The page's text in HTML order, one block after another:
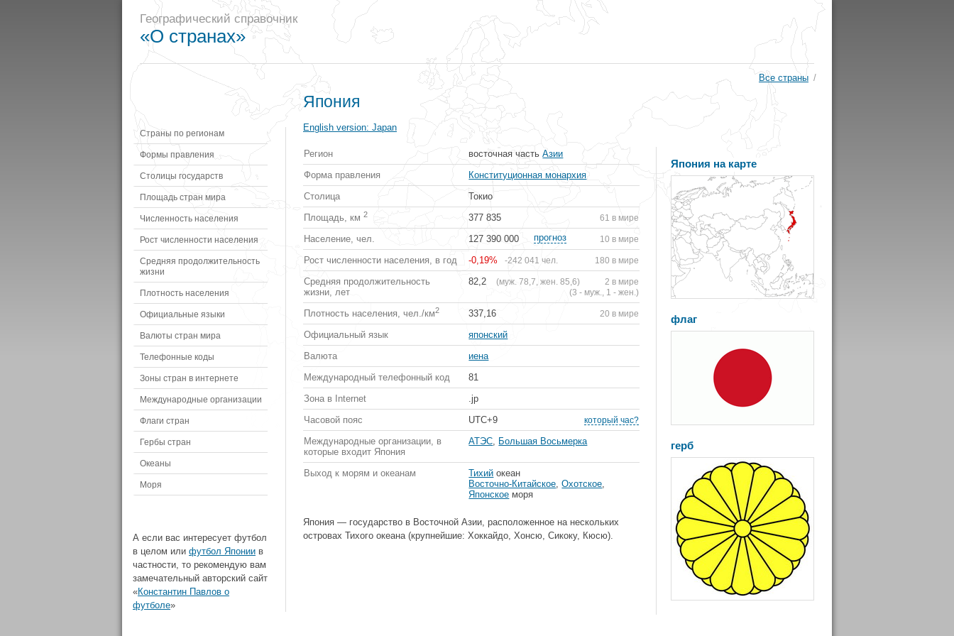
Географический справочник
«О странах»
Все страны /
Япония
English version: Japan
Регион восточная частьАзии
Форма правления
Конституционная монархия
Столица
Токио
Площадь, км 2 61 в мире
377 835
Население, чел.
10 в мире
127 390 000 прогноз
Рост численности населения, в год 180 в мире
-0,19% -242 041 чел.
Средняя продолжительность
жизни, лет
82,2 (муж. 78,7, жен. 85,6)
2 в мире
(3 - муж., 1 - жен.)
Плотность населения, чел./км2 20 в мире
337,16
Официальный язык
японский
Валюта
иена
Международный телефонный код
81
Зона в Internet
.jp
Часовой пояс
который час?
UTC+9
Международные организации, в
которые входит Япония
АТЭС, Большая Восьмерка
Выход к морям и океанам Тихий океан
Восточно-Китайское,Охотское,
Японское моря
Япония — государство в Восточной Азии, расположенное на нескольких
островах Тихого океана (крупнейшие: Хоккайдо, Хонсю, Сикоку, Кюсю).
Япония на карте
флаг
герб
Страны по регионам
Формы правления
Столицы государств
Площадь стран мира
Численность населения
Рост численности населения
Средняя продолжительность
жизни
Плотность населения
Официальные языки
Валюты стран мира
Телефонные коды
Зоны стран в интернете
Международные организации
Флаги стран
Гербы стран
Океаны
Моря
А если вас интересует футбол
в целом или футбол Японии в
частности, то рекомендую вам
замечательный авторский сайт
«Константин Павлов о
футболе»